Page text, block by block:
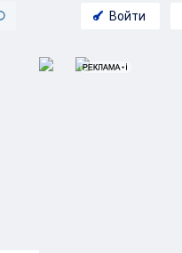
Войти